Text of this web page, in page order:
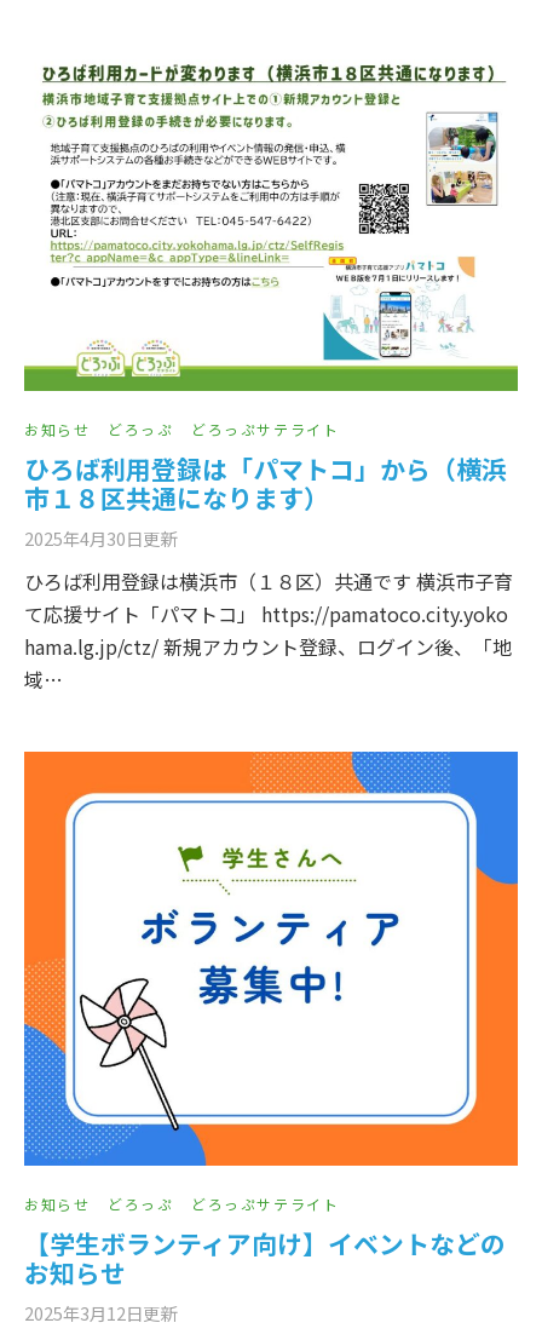
お知らせ どろっぷ どろっぷサテライト
ひろば利用登録は「パマトコ」から（横浜
市１８区共通になります）
2025年4月30日更新
ひろば利用登録は横浜市（１８区）共通です 横浜市子育
て応援サイト「パマトコ」 https://pamatoco.city.yoko
hama.lg.jp/ctz/ 新規アカウント登録、ログイン後、「地
域…
お知らせ どろっぷ どろっぷサテライト
【学生ボランティア向け】イベントなどの
お知らせ
2025年3月12日更新